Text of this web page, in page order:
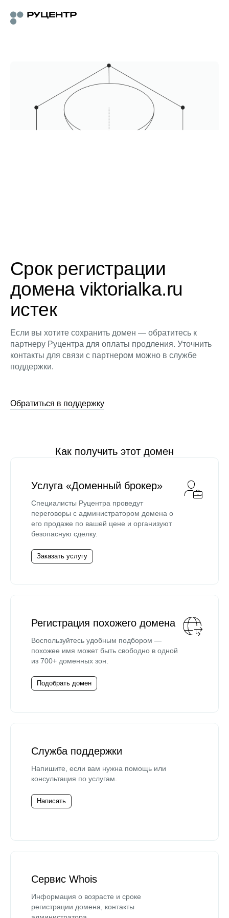
Срок регистрации
домена viktorialka.ru
истек
Если вы хотите сохранить домен — обратитесь к
партнеру Руцентра для оплаты продления. Уточнить
контакты для связи с партнером можно в службе
поддержки.
Обратиться в поддержку
Как получить этот домен
Услуга «Доменный брокер»
Специалисты Руцентра проведут
переговоры с администратором домена о
его продаже по вашей цене и организуют
безопасную сделку.
Заказать услугу
Регистрация похожего домена
Воспользуйтесь удобным подбором —
похожее имя может быть свободно в одной
из 700+ доменных зон.
Подобрать домен
Служба поддержки
Напишите, если вам нужна помощь или
консультация по услугам.
Написать
Сервис Whois
Информация о возрасте и сроке
регистрации домена, контакты